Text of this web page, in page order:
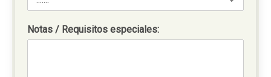
Notas / Requisitos especiales: